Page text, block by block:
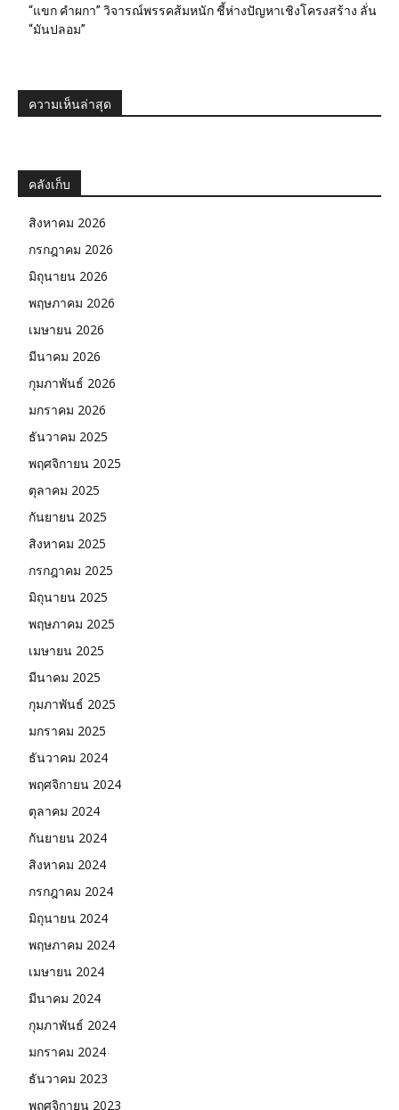
“แขก คำผกา” วิจารณ์พรรคส้มหนัก ชี้ห่างปัญหาเชิงโครงสร้าง ลั่น
“มันปลอม”
ความเห็นล่าสุด
คลังเก็บ
สิงหาคม 2026
กรกฎาคม 2026
มิถุนายน 2026
พฤษภาคม 2026
เมษายน 2026
มีนาคม 2026
กุมภาพันธ์ 2026
มกราคม 2026
ธันวาคม 2025
พฤศจิกายน 2025
ตุลาคม 2025
กันยายน 2025
สิงหาคม 2025
กรกฎาคม 2025
มิถุนายน 2025
พฤษภาคม 2025
เมษายน 2025
มีนาคม 2025
กุมภาพันธ์ 2025
มกราคม 2025
ธันวาคม 2024
พฤศจิกายน 2024
ตุลาคม 2024
กันยายน 2024
สิงหาคม 2024
กรกฎาคม 2024
มิถุนายน 2024
พฤษภาคม 2024
เมษายน 2024
มีนาคม 2024
กุมภาพันธ์ 2024
มกราคม 2024
ธันวาคม 2023
พฤศจิกายน 2023